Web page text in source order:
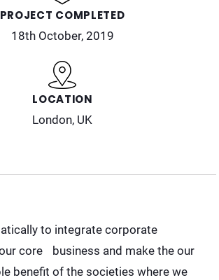
PROJECT COMPLETED
18th October, 2019
LOCATION
London, UK
to integrate corporate
core business and make the our
benefit of the societies where we